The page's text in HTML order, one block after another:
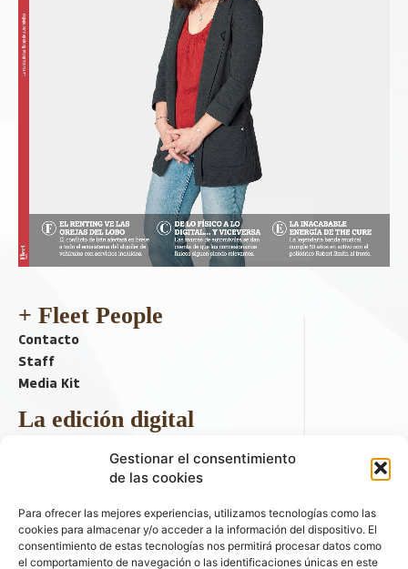
Gestionar el consentimiento
de las cookies
Para ofrecer las mejores experiencias, utilizamos tecnologías como las
cookies para almacenar y/o acceder a la información del dispositivo. El
consentimiento de estas tecnologías nos permitirá procesar datos como
el comportamiento de navegación o las identificaciones únicas en este
+ Fleet People
Contacto
Staff
Media Kit
La edición digital
Descargar último ejemplar
ir a hemeroteca
+ Contenido en redes sociales